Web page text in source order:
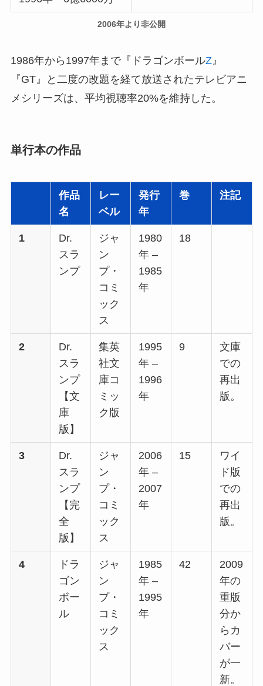
2006年より非公開
1986年から1997年まで『ドラゴンボールZ』
『GT』と二度の改題を経て放送されたテレビアニ
メシリーズは、平均視聴率20%を維持した。
単行本の作品
作品
名
レー
ベル
発行
年
巻 注記
1
Dr.
スラ
ンプ
ジャ
ン
プ・
コミ
ック
ス
1980
年 –
1985
年
18
2
Dr.
スラ
ンプ
【文
庫
版】
集英
社文
庫コ
ミッ
ク版
1995
年 –
1996
年
9
文庫
での
再出
版。
3
Dr.
スラ
ンプ
【完
全
版】
ジャ
ン
プ・
コミ
ック
ス
2006
年 –
2007
年
15
ワイ
ド版
での
再出
版。
4
ドラ
ゴン
ボー
ル
ジャ
ン
プ・
コミ
ック
ス
1985
年 –
1995
年
42
2009
年の
重版
分か
らカ
バー
が一
新。